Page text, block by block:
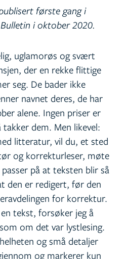
første gang i
i oktober 2020.
uglamorøs og svært
der en rekke flittige
seg. De bader ikke
navnet deres, de har
alene. Ingen priser er
dem. Men likevel:
litteratur, vil du, et sted
og korrekturleser, møte
på at teksten blir så
den er redigert, før den
for korrektur.
tekst, forsøker jeg å
om det var lystlesing.
og små detaljer
og markerer kun